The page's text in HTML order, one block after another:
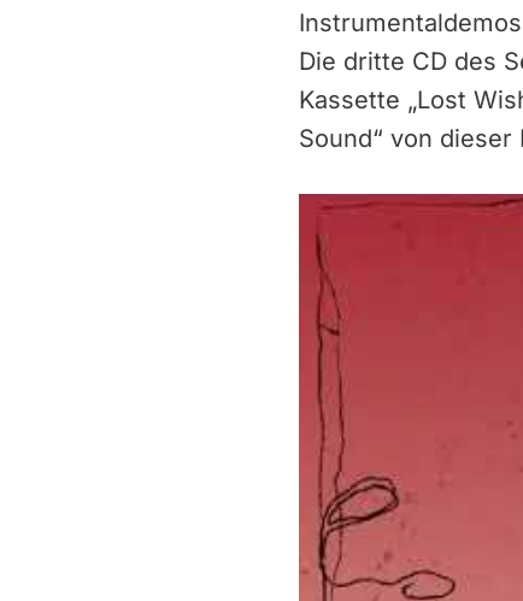
Die dritte CD des
Kassette „Lost
Sound“ von